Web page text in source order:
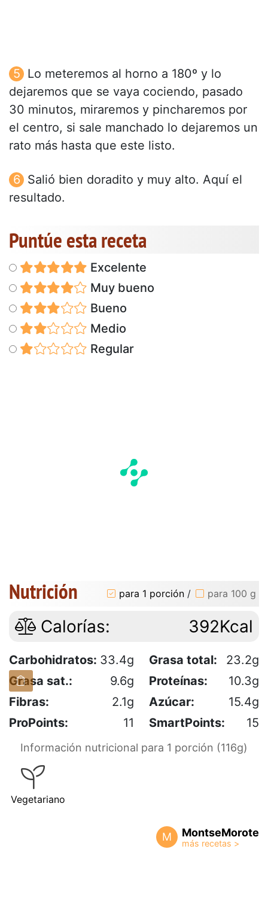
Lo meteremos al horno a 180º y lo
dejaremos que se vaya cociendo, pasado
30 minutos, miraremos y pincharemos por
el centro, si sale manchado lo dejaremos un
rato más hasta que este listo.
Salió bien doradito y muy alto. Aquí el
resultado.
Puntúe esta receta
Excelente
Muy bueno
Bueno
Medio
Regular
Nutrición para 1 porción / para 100 g
Calorías: 392Kcal
Carbohidratos: 33.4g Grasa total:
23.2g
Grasa sat.:
9.6g Proteínas:
10.3g
Fibras:
2.1g Azúcar:
15.4g
ProPoints:
11 SmartPoints: 15
Información nutricional para 1 porción (116g)
Vegetariano
M MontseMorote